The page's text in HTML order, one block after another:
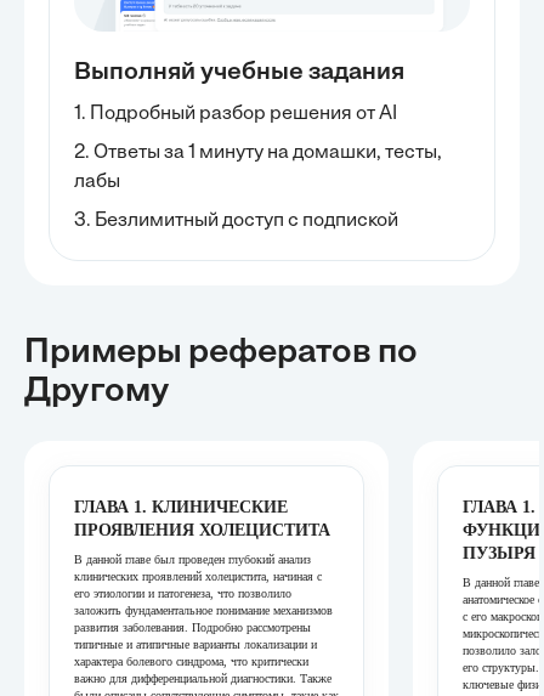
Выполняй учебные задания
1. Подробный разбор решения от AI
2. Ответы за 1 минуту на домашки, тесты,
лабы
3. Безлимитный доступ с подпиской
Примеры рефератов по
Другому
ГЛАВА 1. КЛИНИЧЕСКИЕ
ПРОЯВЛЕНИЯ ХОЛЕЦИСТИТА
В данной главе был проведен глубокий анализ
клинических проявлений холецистита, начиная с
его этиологии и патогенеза, что позволило
заложить фундаментальное понимание механизмов
развития заболевания. Подробно рассмотрены
типичные и атипичные варианты локализации и
характера болевого синдрома, что критически
важно для дифференциальной диагностики. Также
ГЛАВА
ПУЗЫРЯ
В данной главе
анатомическое
с его
позволило
его структуры.
ключевые